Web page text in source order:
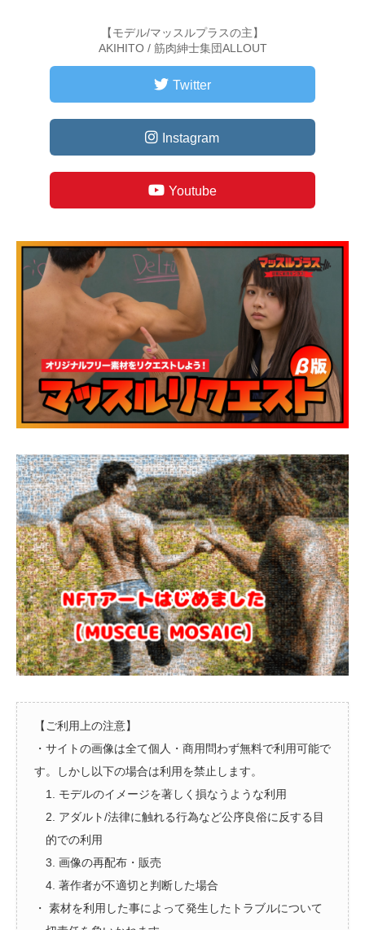
【モデル/マッスルプラスの主】
AKIHITO / 筋肉紳士集団ALLOUT
Twitter
Instagram
Youtube
【ご利用上の注意】
・サイトの画像は全て個人・商用問わず無料で利用可能で
す。しかし以下の場合は利用を禁止します。
1. モデルのイメージを著しく損なうような利用
2. アダルト/法律に触れる行為など公序良俗に反する目
的での利用
3. 画像の再配布・販売
4. 著作者が不適切と判断した場合
・ 素材を利用した事によって発生したトラブルについて